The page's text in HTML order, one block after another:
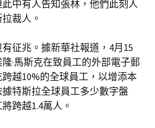
中有人告知張林，他們此刻人
裁人。
征兆。據新華社報道，4月15
·馬斯克在致員工的外部電子郵
越10%的全球員工，以增添本
特斯拉全球員工多少數字盤
跨越1.4萬人。